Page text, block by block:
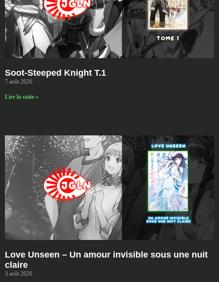
Soot-Steeped Knight T.1
7 août 2026
Lire la suite »
Love Unseen – Un amour invisible sous une nuit
claire
3 août 2026